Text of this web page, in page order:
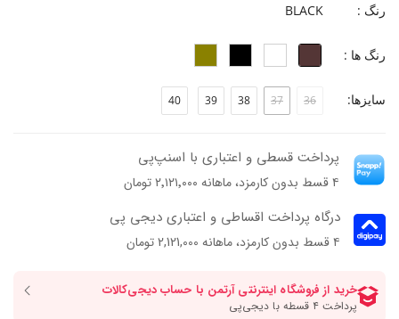
جنس زیره: پارچه تدی
ارتفاع پاشنه: ۸ سانتی‌متر
فرم قالب: نوک مربعی پنجه پهن
پاخور: سایز همیشگی خود را انتخاب کنید.
رنگ : BLACK
رنگ ها :
سایزها: 36
37
38
39
40
پرداخت قسطی و اعتباری با اسنپ‌پی
۴ قسط بدون کارمزد، ماهانه ۲٬۱۲۱٬۰۰۰ تومان
درگاه پرداخت اقساطی و اعتباری دیجی پی
۴ قسط بدون کارمزد، ماهانه 2,121,000 تومان